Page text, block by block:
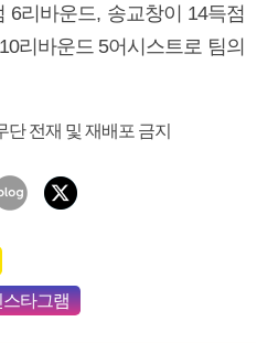
6리바운드, 송교창이 14득점
리바운드 5어시스트로 팀의
단 전재 및 재배포 금지
스타그램